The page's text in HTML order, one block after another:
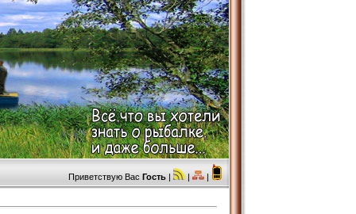
Приветствую Вас Гость | | |